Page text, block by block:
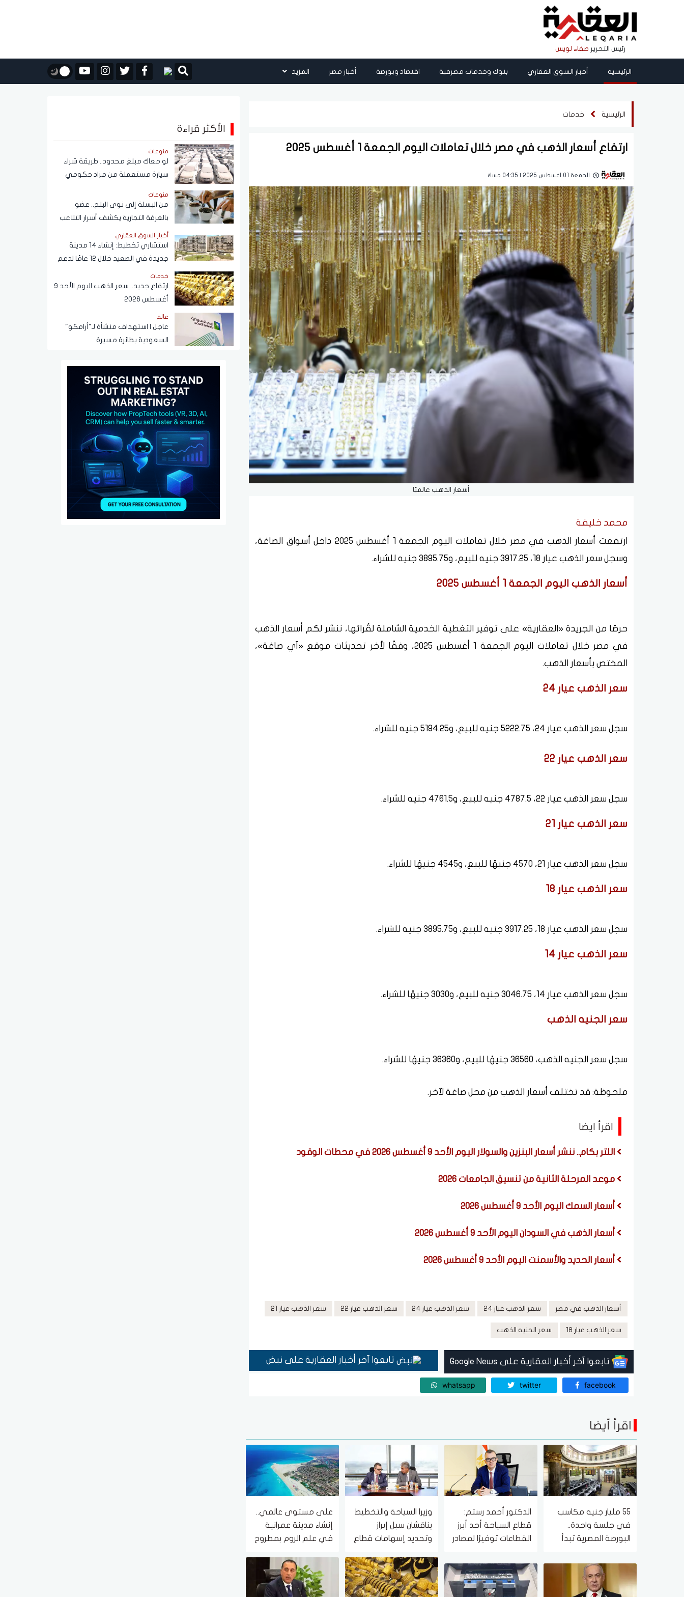
رئيس التحرير صفاء لويس
الرئيسية أخبار السوق العقاري بنوك وخدمات مصرفية اقتصاد وبورصة أخبار مصر المزيد
الرئيسية خدمات
ارتفاع أسعار الذهب في مصر خلال تعاملات اليوم الجمعة 1 أغسطس 2025
الجمعة 01 اغسطس 2025 | 04:35 مساءً
أسعار الذهب عالميًا
محمد خليفة
ارتفعت أسعار الذهب في مصر خلال تعاملات اليوم الجمعة 1 أغسطس 2025 داخل أسواق الصاغة،
وسجل سعر الذهب عيار 18، 3917.25 جنيه للبيع، و3895.75 جنيه للشراء.
أسعار الذهب اليوم الجمعة 1 أغسطس 2025
حرصًا من الجريدة «العقارية» على توفير التغطية الخدمية الشاملة لقُرائها، ننشر لكم أسعار الذهب
في مصر خلال تعاملات اليوم الجمعة 1 أغسطس 2025، وفقًا لأخر تحديثات موقع «آي صاغة»،
المختص بأسعار الذهب.
سعر الذهب عيار 24
سجل سعر الذهب عيار 24، 5222.75 جنيه للبيع، و5194.25 جنيه للشراء.
سعر الذهب عيار 22
سجل سعر الذهب عيار 22، 4787.5 جنيه للبيع، و4761.5 جنيه للشراء.
سعر الذهب عيار 21
سجل سعر الذهب عيار 21، 4570 جنيهًا للبيع، و4545 جنيهًا للشراء.
سعر الذهب عيار 18
سجل سعر الذهب عيار 18، 3917.25 جنيه للبيع، و3895.75 جنيه للشراء.
سعر الذهب عيار 14
سجل سعر الذهب عيار 14، 3046.75 جنيه للبيع، و3030 جنيهًا للشراء.
سعر الجنيه الذهب
سجل سعر الجنيه الذهب، 36560 جنيهًا للبيع، و36360 جنيهًا للشراء.
ملحوظة: قد تختلف أسعار الذهب من محل صاغة لآخر.
اقرأ ايضا
اللتر بكام.. ننشر أسعار البنزين والسولار اليوم الأحد 9 أغسطس 2026 في محطات الوقود
موعد المرحلة الثانية من تنسيق الجامعات 2026
أسعار السمك اليوم الأحد 9 أغسطس 2026
أسعار الذهب في السودان اليوم الأحد 9 أغسطس 2026
أسعار الحديد والأسمنت اليوم الأحد 9 أغسطس 2026
أسعار الذهب في مصر سعر الذهب عيار 24 سعر الذهب عيار 24 سعر الذهب عيار 22 سعر الذهب عيار 21
سعر الذهب عيار 18 سعر الجنيه الذهب
تابعوا آخر أخبار العقارية على Google News تابعوا آخر أخبار العقارية على نبض
facebook
twitter
whatsapp
اقرأ أيضا
55 مليار جنيه مكاسب
في جلسة واحدة..
البورصة المصرية تبدأ
الدكتور أحمد رستم:
قطاع السياحة أحد أبرز
القطاعات توفيرًا لمصادر
وزيرا السياحة والتخطيط
يناقشان سبل إبراز
وتحديد إسهامات قطاع
القومي
على مستوى عالمي..
إنشاء مدينة عمرانية
في علم الروم بمطروح
الأكثر قراءة
منوعات
لو معاك مبلغ محدود.. طريقة شراء
سيارة مستعملة من مزاد حكومي
منوعات
من البسلة إلى نوى البلح.. عضو
بالغرفة التجارية يكشف أسرار التلاعب
في القهوة
أخبار السوق العقاري
استشاري تخطيط: إنشاء 14 مدينة
جديدة في الصعيد خلال 12 عامًا لدعم
خدمات
ارتفاع جديد.. سعر الذهب اليوم الأحد 9
أغسطس 2026
عالم
عاجل | استهداف منشأة لـ"أرامكو"
السعودية بطائرة مسيرة